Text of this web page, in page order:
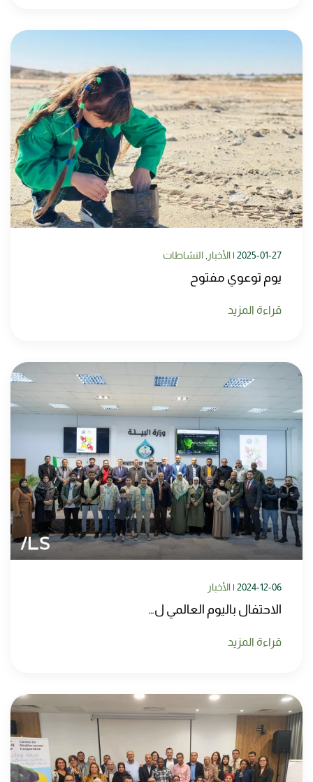
2025-01-27
| الأخبار النشاطات
يوم توعوي مفتوح
قراءة المزيد
2024-12-06
| الأخبار
الاحتفال باليوم العالمي ل…
قراءة المزيد